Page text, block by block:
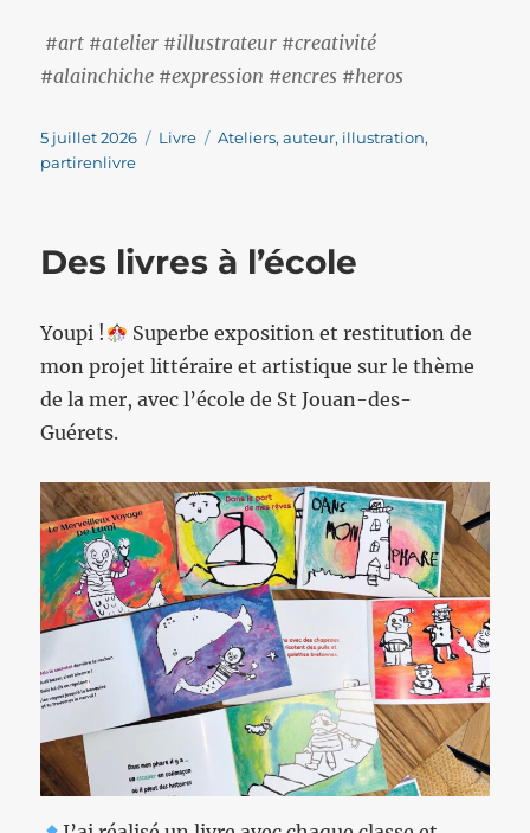
#art #atelier #illustrateur #creativité
#alainchiche #expression #encres #heros
Publié
le
5 juillet 2026 Catégories
Livre Étiquettes
Ateliers,auteur, illustration,
partirenlivre
Des livres à l’école
Youpi !
Superbe exposition et restitution de
mon projet littéraire et artistique sur le thème
de la mer, avec l’école de St Jouan-des-
Guérets.